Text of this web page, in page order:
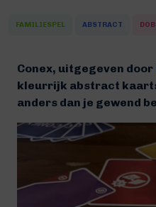
FAMILIESPEL ABSTRACT
Conex, uitgegeven door
kleurrijk abstract
anders dan je gewend